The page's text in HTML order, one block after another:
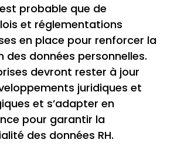
probable que de
et réglementations
en place pour renforcer la
des données personnelles.
devront rester à jour
juridiques et
et s’adapter en
pour garantir la
des données RH.